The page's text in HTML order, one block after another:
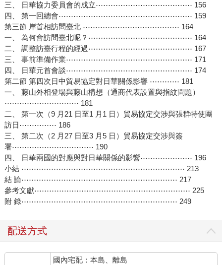
三、 日華協力委員會的成立⋯⋯⋯⋯⋯⋯⋯⋯⋯⋯⋯⋯⋯ 156
四、 第一回總會⋯⋯⋯⋯⋯⋯⋯⋯⋯⋯⋯⋯⋯⋯⋯⋯⋯⋯ 159
第三節 岸首相訪問臺北 ⋯⋯⋯⋯⋯⋯⋯⋯⋯⋯⋯⋯⋯ 164
一、 為何會訪問臺北呢？⋯⋯⋯⋯⋯⋯⋯⋯⋯⋯⋯⋯⋯⋯ 164
二、 調整訪臺行程的經過⋯⋯⋯⋯⋯⋯⋯⋯⋯⋯⋯⋯⋯⋯ 167
三、 事前準備作業⋯⋯⋯⋯⋯⋯⋯⋯⋯⋯⋯⋯⋯⋯⋯⋯⋯ 171
四、 日華元首會談⋯⋯⋯⋯⋯⋯⋯⋯⋯⋯⋯⋯⋯⋯⋯⋯⋯ 174
第二節 第四次日中貿易協定對日華關係影響 ⋯⋯⋯⋯ 181
一、 藤山外相登場與藤山構想（通商代表設置與指紋問題）
⋯⋯⋯⋯⋯⋯⋯⋯⋯⋯ 181
二、 第一次（9 月21 日至1 月1 日）貿易協定交涉與張群特使團
訪日⋯⋯⋯⋯⋯ 186
三、 第二次（2 月27 日至3 月5 日）貿易協定交涉與簽
署⋯⋯⋯⋯⋯⋯⋯⋯⋯⋯⋯ 190
四、 日華兩國的對應與對日華關係的影響⋯⋯⋯⋯⋯⋯⋯ 196
小結 ⋯⋯⋯⋯⋯⋯⋯⋯⋯⋯⋯⋯⋯⋯⋯⋯⋯⋯⋯⋯⋯⋯ 213
結 論⋯⋯⋯⋯⋯⋯⋯⋯⋯⋯⋯⋯⋯⋯⋯⋯⋯⋯⋯⋯⋯ 217
參考文獻⋯⋯⋯⋯⋯⋯⋯⋯⋯⋯⋯⋯⋯⋯⋯⋯⋯⋯⋯⋯⋯ 225
附 錄⋯⋯⋯⋯⋯⋯⋯⋯⋯⋯⋯⋯⋯⋯⋯⋯⋯⋯⋯⋯⋯ 249
配送方式
國內宅配：本島、離島